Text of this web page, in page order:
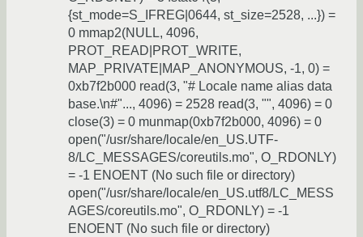
{st_mode=S_IFREG|0644, st_size=2528, ...}) =
0 mmap2(NULL, 4096,
PROT_READ|PROT_WRITE,
MAP_PRIVATE|MAP_ANONYMOUS, -1, 0) =
0xb7f2b000 read(3, "# Locale name alias data
base.\n#"..., 4096) = 2528 read(3, "", 4096) = 0
close(3) = 0 munmap(0xb7f2b000, 4096) = 0
open("/usr/share/locale/en_US.UTF-
8/LC_MESSAGES/coreutils.mo", O_RDONLY)
= -1 ENOENT (No such file or directory)
open("/usr/share/locale/en_US.utf8/LC_MESS
AGES/coreutils.mo", O_RDONLY) = -1
ENOENT (No such file or directory)